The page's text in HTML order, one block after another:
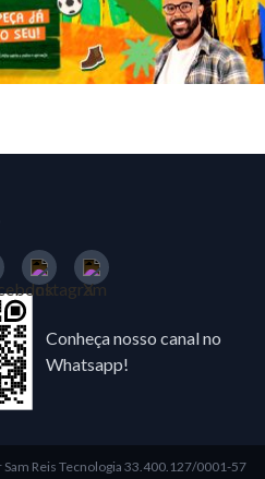
Conheça nosso canal no
Whatsapp!
Sam Reis Tecnologia 33.400.127/0001-57